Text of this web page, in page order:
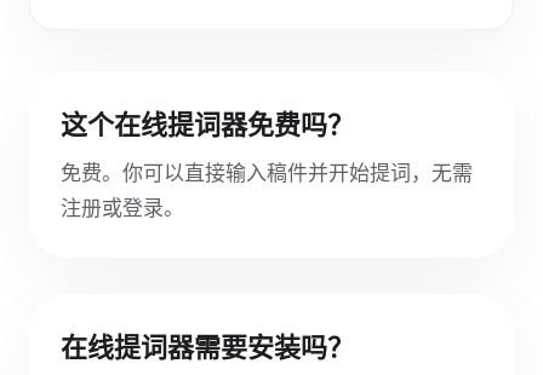
这个在线提词器免费吗？
免费。你可以直接输入稿件并开始提词，无需
注册或登录。
在线提词器需要安装吗？